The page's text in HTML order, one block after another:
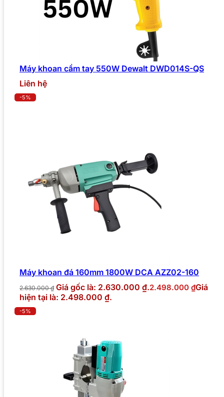
Máy khoan cầm tay 550W Dewalt DWD014S-QS
Liên hệ
-5%
Máy khoan đá 160mm 1800W DCA AZZ02-160
2.630.000₫ Giá gốc là: 2.630.000 ₫.2.498.000 ₫Giá
hiện tại là: 2.498.000 ₫.
-5%